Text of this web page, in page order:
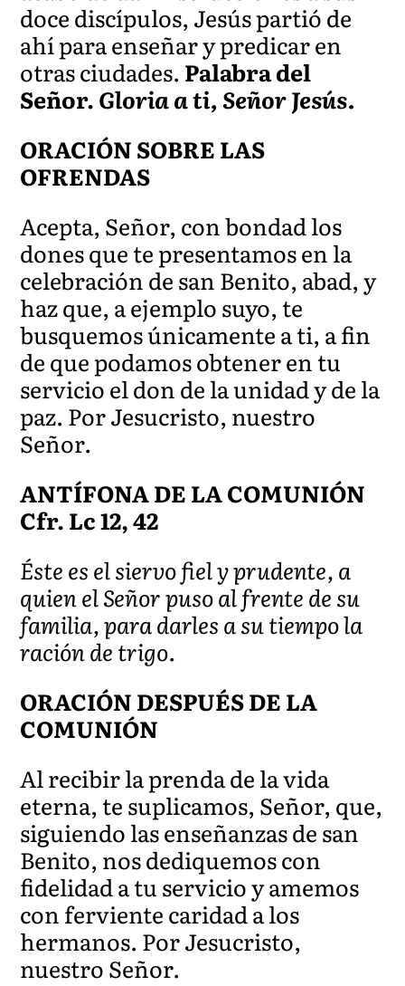
doce discípulos, Jesús partió de
ahí para enseñar y predicar en
otras ciudades. Palabra del
Señor.Gloria a ti, Señor Jesús.
ORACIÓN SOBRE LAS
OFRENDAS
Acepta, Señor, con bondad los
dones que te presentamos en la
celebración de san Benito, abad, y
haz que, a ejemplo suyo, te
busquemos únicamente a ti, a fin
de que podamos obtener en tu
servicio el don de la unidad y de la
paz. Por Jesucristo, nuestro
Señor.
ANTÍFONA DE LA COMUNIÓN
Cfr. Lc 12, 42
Éste es el siervo fiel y prudente, a
quien el Señor puso al frente de su
familia, para darles a su tiempo la
ración de trigo.
ORACIÓN DESPUÉS DE LA
COMUNIÓN
Al recibir la prenda de la vida
eterna, te suplicamos, Señor, que,
siguiendo las enseñanzas de san
Benito, nos dediquemos con
fidelidad a tu servicio y amemos
con ferviente caridad a los
hermanos. Por Jesucristo,
nuestro Señor.